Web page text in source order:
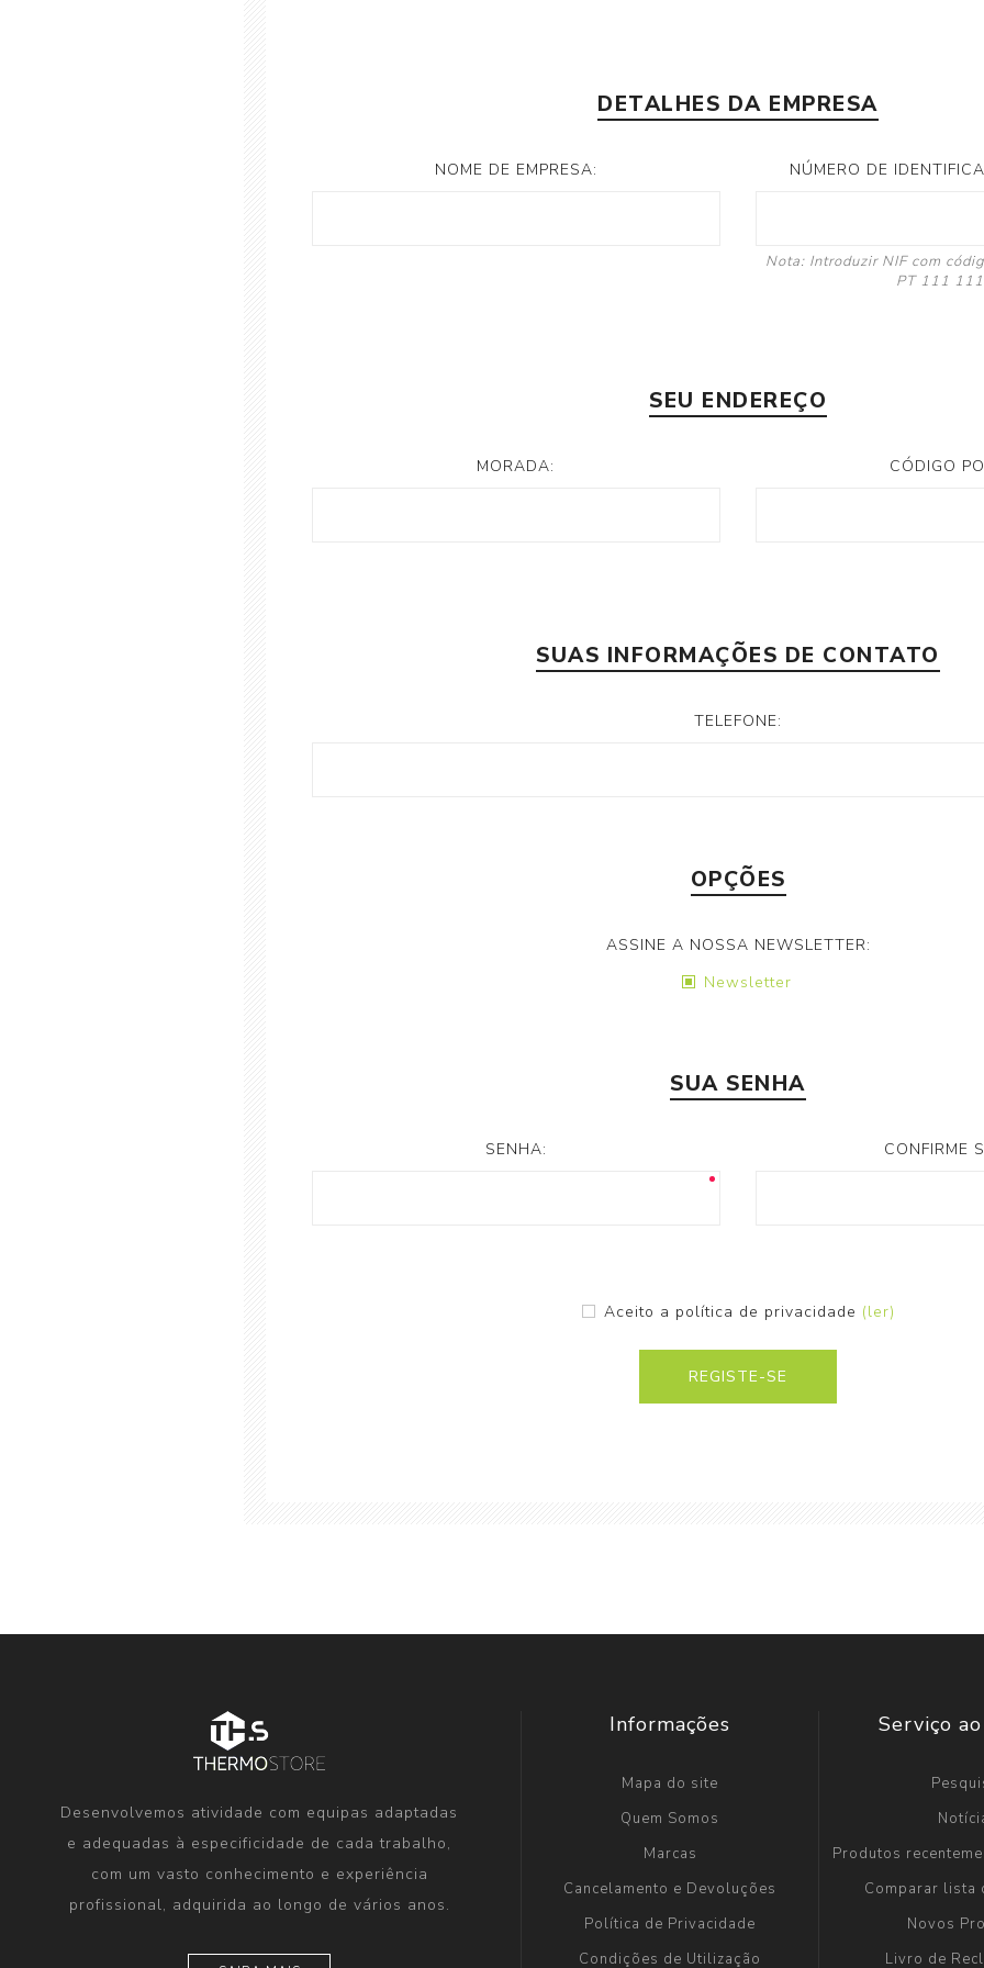
DETALHES DA EMPRESA
NOME DE EMPRESA: NÚMERO DE
Nota: Introduzir NIF com
PT 111
SEU ENDEREÇO
MORADA: CÓDIGO
SUAS INFORMAÇÕES DE CONTATO
TELEFONE:
OPÇÕES
ASSINE A NOSSA NEWSLETTER:
Newsletter
SUA SENHA
SENHA: CONFIRME
Aceito a política de privacidade (ler)
Desenvolvemos atividade com equipas adaptadas
e adequadas à especificidade de cada trabalho,
com um vasto conhecimento e experiência
profissional, adquirida ao longo de vários anos.
Informações
Mapa do site
Quem Somos
Marcas
Cancelamento e Devoluções
Política de Privacidade
Condições de Utilização
Serviço
Produtos
Comparar lista
Novos
Livro de